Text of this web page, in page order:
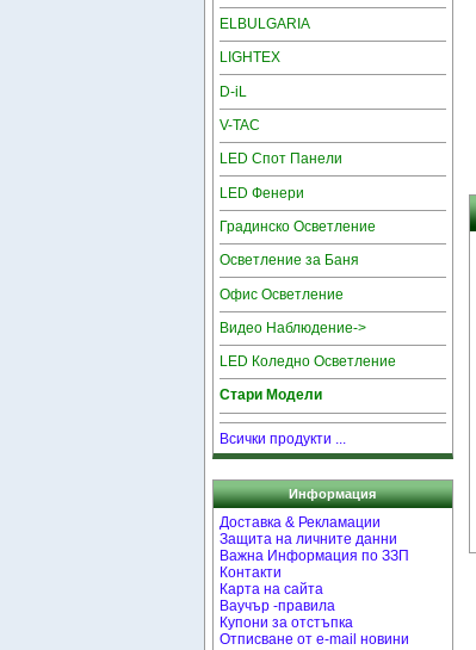
ELBULGARIA
LIGHTEX
D-iL
V-TAC
LED Спот Панели
LED Фенери
Градинско Осветление
Осветление за Баня
Офис Осветление
Видео Наблюдение->
LED Коледно Осветление
Стари Модели
Всички продукти ...
Информация
Доставка & Рекламации
Защита на личните данни
Важна Информация по ЗЗП
Контакти
Карта на сайта
Ваучър -правила
Купони за отстъпка
Отписване от e-mail новини